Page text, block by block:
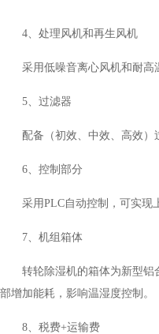
4、处理风机和再生风机
采用低噪音离心风机和耐高温
5、过滤器
配备（初效、中效、高
6、控制部分
采用PLC自动控制，可实现上
7、机组箱体
转轮除湿机的箱体为新型铝
部增加能耗，影响温湿度控制。
8、税费+运输费